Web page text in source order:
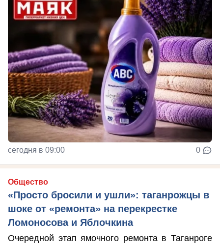
сегодня в 09:00 0
Общество
«Просто бросили и ушли»: таганрожцы в
шоке от «ремонта» на перекрестке
Ломоносова и Яблочкина
Очередной этап ямочного ремонта в Таганроге